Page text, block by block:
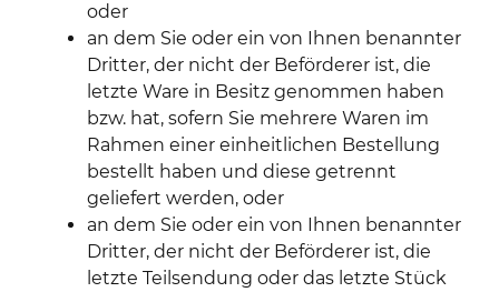
oder
an dem Sie oder ein von Ihnen benannter
Dritter, der nicht der Beförderer ist, die
letzte Ware in Besitz genommen haben
bzw. hat, sofern Sie mehrere Waren im
Rahmen einer einheitlichen Bestellung
bestellt haben und diese getrennt
geliefert werden, oder
an dem Sie oder ein von Ihnen benannter
Dritter, der nicht der Beförderer ist, die
letzte Teilsendung oder das letzte Stück